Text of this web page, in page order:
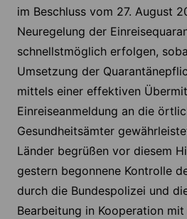
im Beschluss vom 27. August
Neuregelung der
schnellstmöglich erfolgen,
Umsetzung der
mittels einer effektiven
Einreiseanmeldung an die
Gesundheitsämter
Länder begrüßen vor diesem
gestern begonnene Kontrolle
durch die Bundespolizei und
Bearbeitung in Kooperation